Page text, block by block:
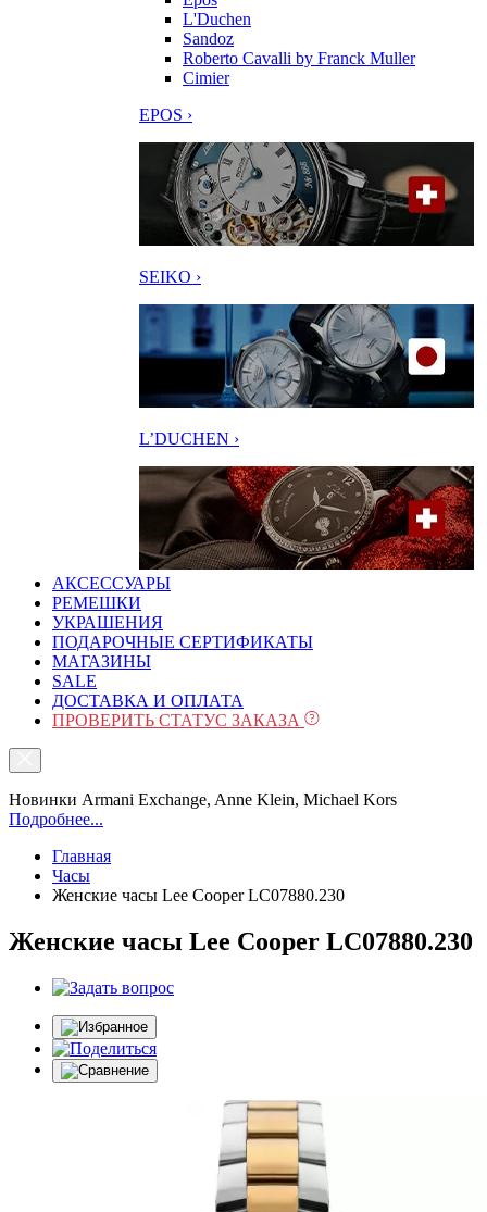
L'Duchen
Sandoz
Roberto Cavalli by Franck Muller
Cimier
EPOS ›
SEIKO ›
L’DUCHEN ›
АКСЕССУАРЫ
РЕМЕШКИ
УКРАШЕНИЯ
ПОДАРОЧНЫЕ СЕРТИФИКАТЫ
МАГАЗИНЫ
SALE
ДОСТАВКА И ОПЛАТА
ПРОВЕРИТЬ СТАТУС ЗАКАЗА
Новинки Armani Exchange, Anne Klein, Michael Kors
Подробнее...
Главная
Часы
Женские часы Lee Cooper LC07880.230
Женские часы Lee Cooper LC07880.230